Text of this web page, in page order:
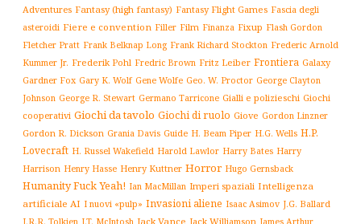
Adventures Fantasy (high fantasy) Fantasy Flight Games Fascia degli
asteroidi Fiere e convention Filler Film Finanza Fixup Flash Gordon
Fletcher Pratt Frank Belknap Long Frank Richard Stockton Frederic Arnold
Kummer Jr. Frederik Pohl Fredric Brown Fritz Leiber Frontiera Galaxy
Gardner Fox Gary K. Wolf Gene Wolfe Geo. W. Proctor George Clayton
Johnson George R. Stewart Germano Tarricone Gialli e polizieschi Giochi
cooperativi Giochi da tavolo Giochi di ruolo Giove Gordon Linzner
Gordon R. Dickson Grania Davis Guide H. Beam Piper H.G. Wells H.P.
Lovecraft H. Russel Wakefield Harold Lawlor Harry Bates Harry
Harrison Henry Hasse Henry Kuttner Horror Hugo Gernsback
Humanity Fuck Yeah! Ian MacMillan Imperi spaziali Intelligenza
artificiale AI I nuovi «pulp» Invasioni aliene Isaac Asimov J.G. Ballard
J.R.R. Tolkien J.T. McIntosh Jack Vance Jack Williamson James Arthur